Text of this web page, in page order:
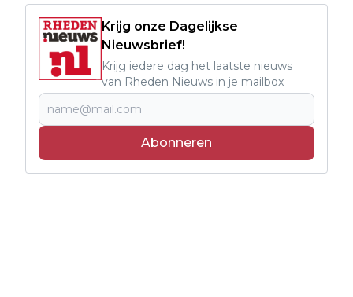
Krijg onze Dagelijkse
Nieuwsbrief!
Krijg iedere dag het laatste nieuws
van Rheden Nieuws in je mailbox
Abonneren